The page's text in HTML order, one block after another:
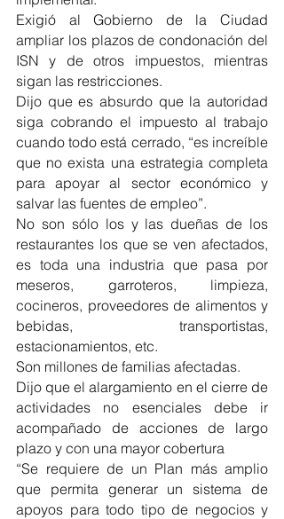
Exigió al Gobierno de la Ciudad
ampliar los plazos de condonación del
ISN y de otros impuestos, mientras
sigan las restricciones.
Dijo que es absurdo que la autoridad
siga cobrando el impuesto al trabajo
cuando todo está cerrado, “es increíble
que no exista una estrategia completa
para apoyar al sector económico y
salvar las fuentes de empleo”.
No son sólo los y las dueñas de los
restaurantes los que se ven afectados,
es toda una industria que pasa por
meseros, garroteros, limpieza,
cocineros, proveedores de alimentos y
bebidas, transportistas,
estacionamientos, etc.
Son millones de familias afectadas.
Dijo que el alargamiento en el cierre de
actividades no esenciales debe ir
acompañado de acciones de largo
plazo y con una mayor cobertura
“Se requiere de un Plan más amplio
que permita generar un sistema de
apoyos para todo tipo de negocios y